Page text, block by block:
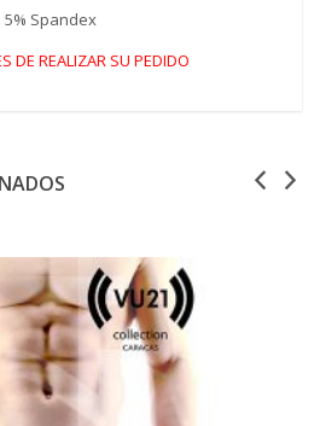
5% Spandex
DE REALIZAR SU PEDIDO